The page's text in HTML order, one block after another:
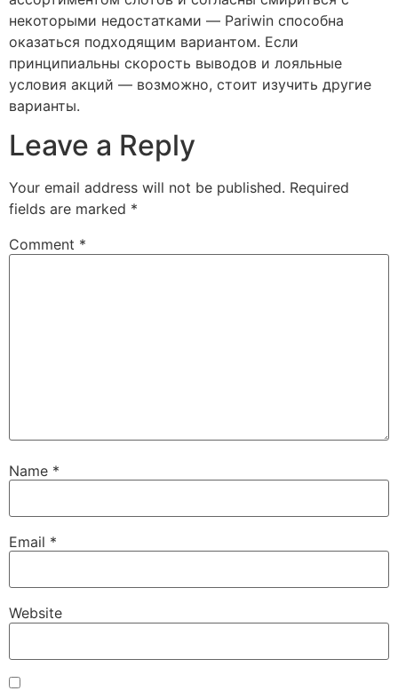
некоторыми недостатками — Pariwin способна
оказаться подходящим вариантом. Если
принципиальны скорость выводов и лояльные
условия акций — возможно, стоит изучить другие
варианты.
Leave a Reply
Your email address will not be published. Required
fields are marked *
Comment *
Name *
Email *
Website